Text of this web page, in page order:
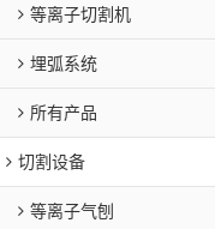
等离子切割机
埋弧系统
所有产品
切割设备
等离子气刨